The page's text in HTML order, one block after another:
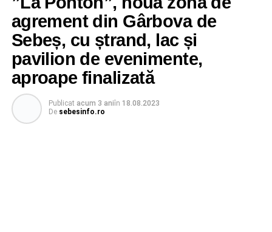
agrement din Gârbova de
Sebeș, cu ștrand, lac și
pavilion de evenimente,
aproape finalizată
Publicat acum 3 aniîn 18.08.2023
De sebesinfo.ro